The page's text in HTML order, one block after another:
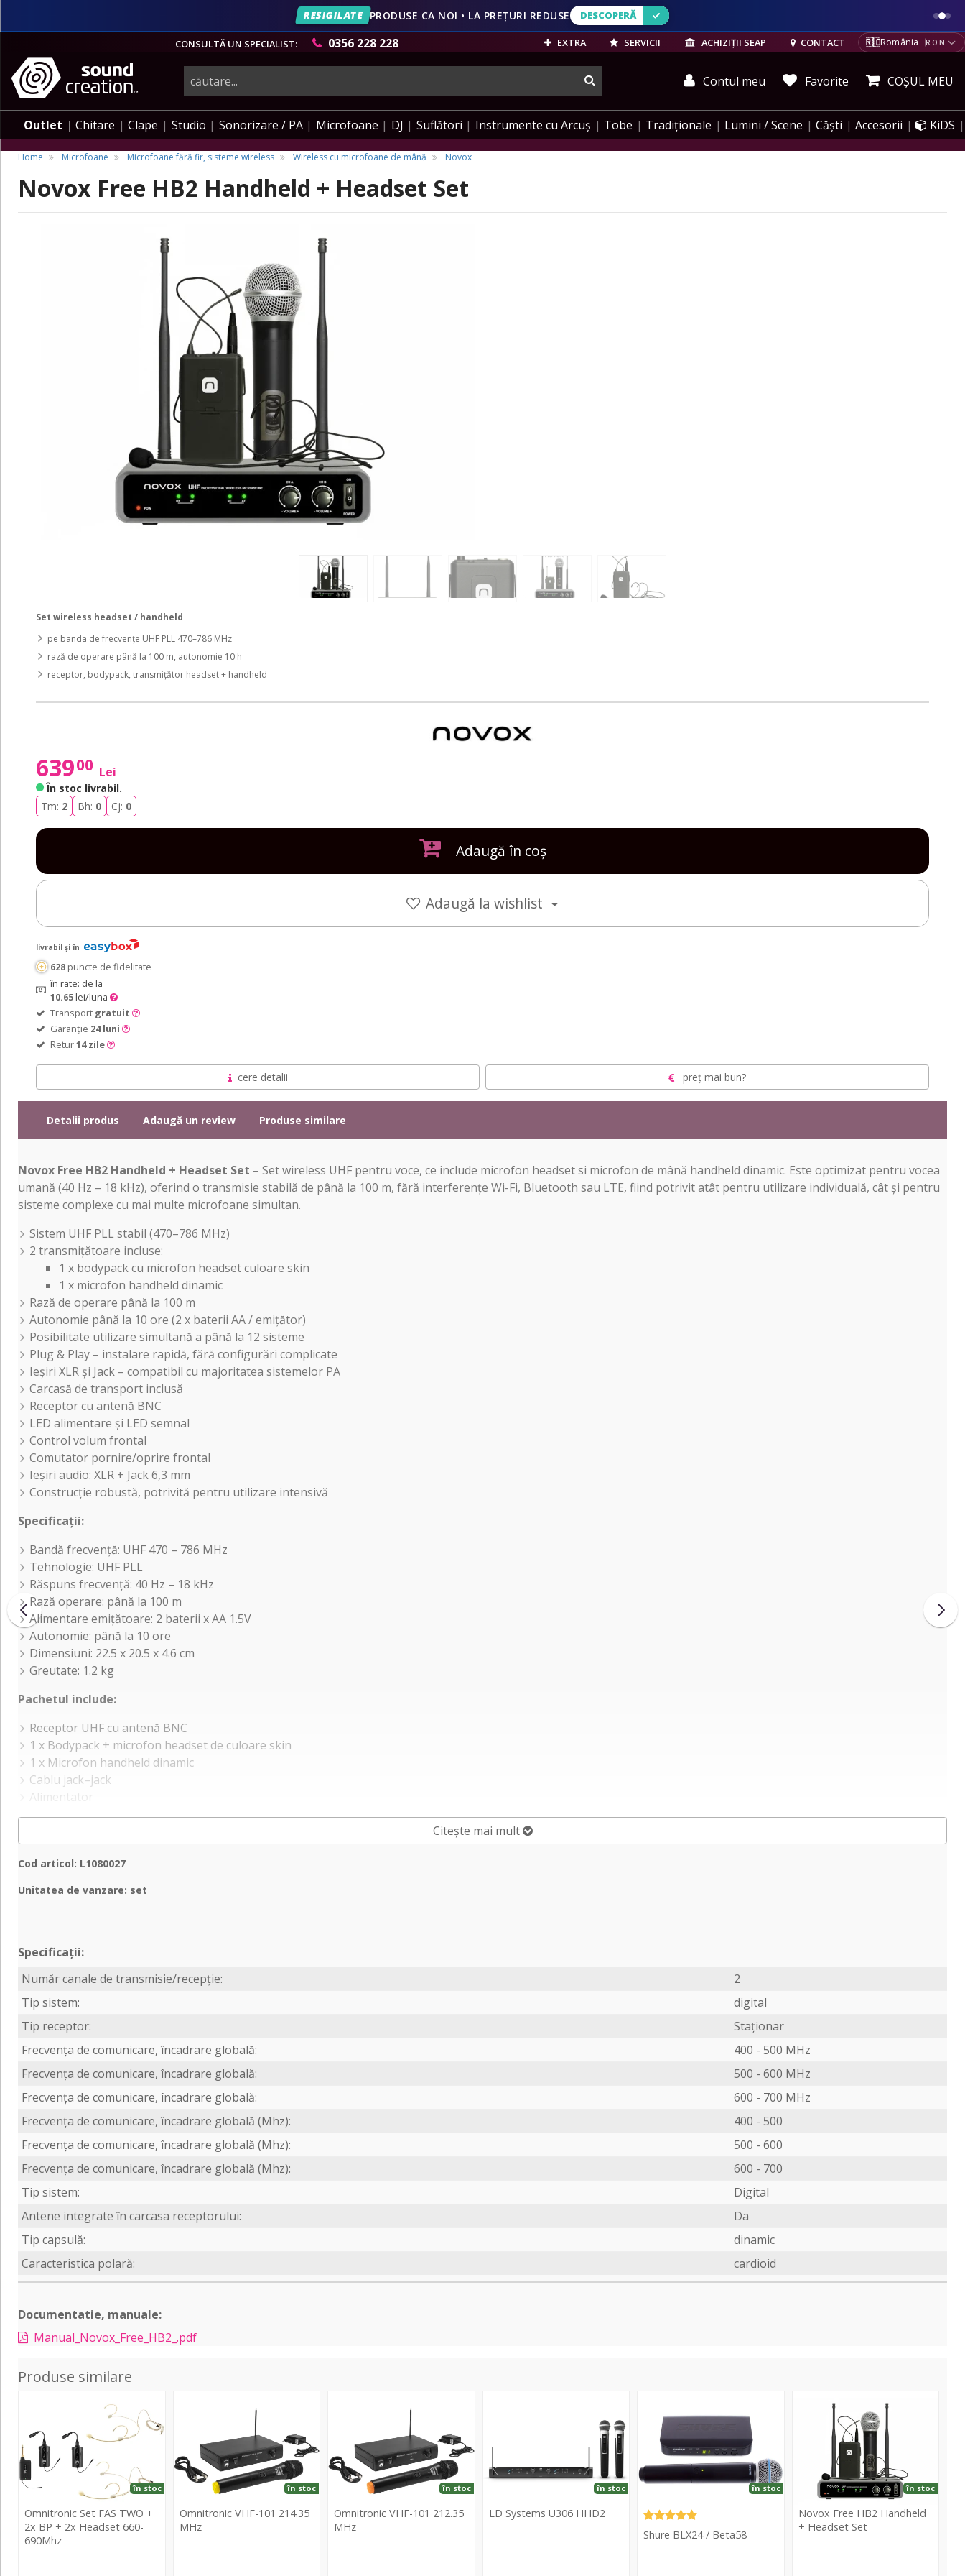
VEZI OFERTELE
RESIGILATE PRODUSE CA NOI • LA PREȚURI REDUSE DESCOPERĂ
DESCOPERĂ
CONSULTĂ UN SPECIALIST:
0356 228 228 EXTRA SERVICII ACHIZIȚII SEAP CONTACT 🇷🇴România RON
instrumente
muzicale,
echipamente
pro-
Contul meu Favorite COȘUL MEU
Outlet Chitare Clape Studio Sonorizare / PA Microfoane DJ Suflători Instrumente cu Arcuș Tobe Tradiționale Lumini / Scene Căști Accesorii KiDS
Home Microfoane Microfoane fără fir, sisteme wireless Wireless cu microfoane de mână Novox
Novox Free HB2 Handheld + Headset Set
Set wireless headset / handheld
pe banda de frecvențe UHF PLL 470–786 MHz
rază de operare până la 100 m, autonomie 10 h
receptor, bodypack, transmițător headset + handheld
63900 Lei
În stoc livrabil.
Tm: 2 Bh: 0 Cj: 0
Adaugă în coș
Adaugă la wishlist
livrabil și în
628 puncte de fidelitate
în rate: de la
10.65lei/luna
Transport gratuit
Garanție 24 luni
Retur14 zile
cere detalii preț mai bun?
Detalii produs Adaugă un review Produse similare
Novox Free HB2 Handheld + Headset Set – Set wireless UHF pentru voce, ce include microfon headset si microfon de mână handheld dinamic. Este optimizat pentru vocea
umană (40 Hz – 18 kHz), oferind o transmisie stabilă de până la 100 m, fără interferențe Wi-Fi, Bluetooth sau LTE, fiind potrivit atât pentru utilizare individuală, cât și pentru
sisteme complexe cu mai multe microfoane simultan.
Sistem UHF PLL stabil (470–786 MHz)
2 transmițătoare incluse:
1 x bodypack cu microfon headset culoare skin
1 x microfon handheld dinamic
Rază de operare până la 100 m
Autonomie până la 10 ore (2 x baterii AA / emițător)
Posibilitate utilizare simultană a până la 12 sisteme
Plug & Play – instalare rapidă, fără configurări complicate
Ieșiri XLR și Jack – compatibil cu majoritatea sistemelor PA
Carcasă de transport inclusă
Receptor cu antenă BNC
LED alimentare și LED semnal
Control volum frontal
Comutator pornire/oprire frontal
Ieșiri audio: XLR + Jack 6,3 mm
Construcție robustă, potrivită pentru utilizare intensivă
Specificații:
Bandă frecvență: UHF 470 – 786 MHz
Tehnologie: UHF PLL
Răspuns frecvență: 40 Hz – 18 kHz
Rază operare: până la 100 m
Alimentare emițătoare: 2 baterii x AA 1.5V
Autonomie: până la 10 ore
Dimensiuni: 22.5 x 20.5 x 4.6 cm
Greutate: 1.2 kg
Pachetul include:
Receptor UHF cu antenă BNC
1 x Bodypack + microfon headset de culoare skin
1 x Microfon handheld dinamic
Cablu jack–jack
Alimentator
Citește mai mult
Cod articol: L1080027
Unitatea de vanzare: set
Specificații:
Număr canale de transmisie/recepție:
2
Tip sistem:
digital
Tip receptor:
Staționar
Frecvența de comunicare, încadrare globală:
400 - 500 MHz
Frecvența de comunicare, încadrare globală:
500 - 600 MHz
Frecvența de comunicare, încadrare globală:
600 - 700 MHz
Frecvența de comunicare, încadrare globală (Mhz):
400 - 500
Frecvența de comunicare, încadrare globală (Mhz):
500 - 600
Frecvența de comunicare, încadrare globală (Mhz):
600 - 700
Tip sistem:
Digital
Antene integrate în carcasa receptorului:
Da
Tip capsulă:
dinamic
Caracteristica polară:
cardioid
Documentatie, manuale:
Manual_Novox_Free_HB2_.pdf
Produse similare
TWO
+
2x
BP
2x
Headset
Omnitronic Set FAS TWO +
2x BP + 2x Headset 660-
690Mhz
în stoc
Omnitronic VHF-101 214.35
MHz
în stoc
Omnitronic VHF-101 212.35
MHz
în stoc
LD Systems U306 HHD2
în stoc
Beta58
Shure BLX24 / Beta58
în stoc
Handheld
Headset
Novox Free HB2 Handheld
+ Headset Set
în stoc